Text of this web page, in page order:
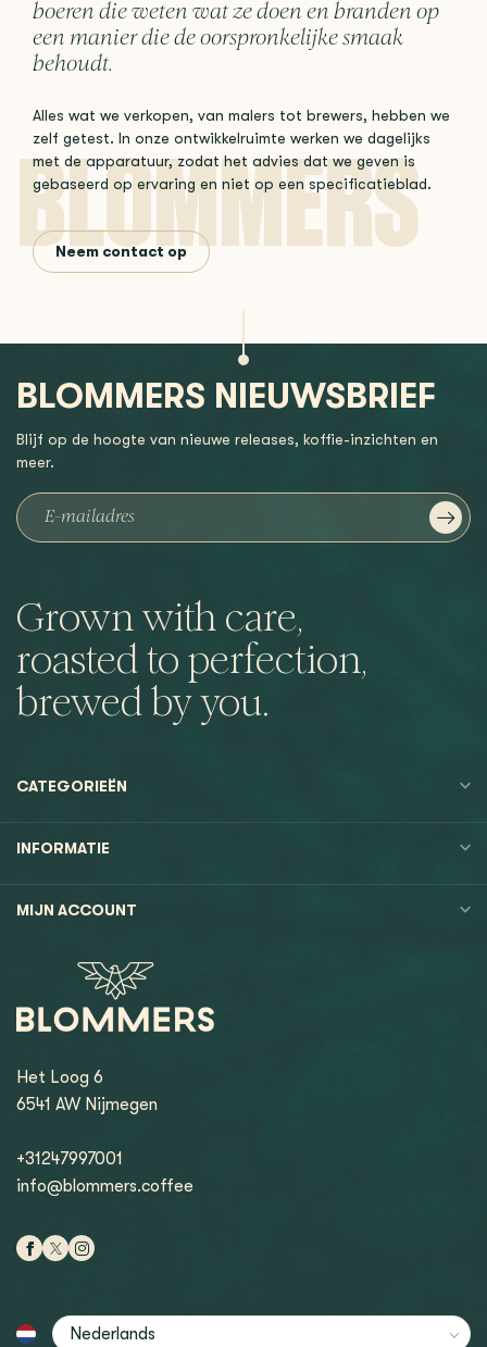
boeren die weten wat ze doen en branden op
een manier die de oorspronkelijke smaak
behoudt.
Alles wat we verkopen, van malers tot brewers, hebben we
zelf getest. In onze ontwikkelruimte werken we dagelijks
met de apparatuur, zodat het advies dat we geven is
gebaseerd op ervaring en niet op een specificatieblad.
Neem contact op
Grown with care,
roasted to perfection,
brewed by you.
BLOMMERS NIEUWSBRIEF
Blijf op de hoogte van nieuwe releases, koffie-inzichten en
meer.
CATEGORIEËN
INFORMATIE
MIJN ACCOUNT
Het Loog 6
6541 AW Nijmegen
+31247997001
info@blommers.coffee